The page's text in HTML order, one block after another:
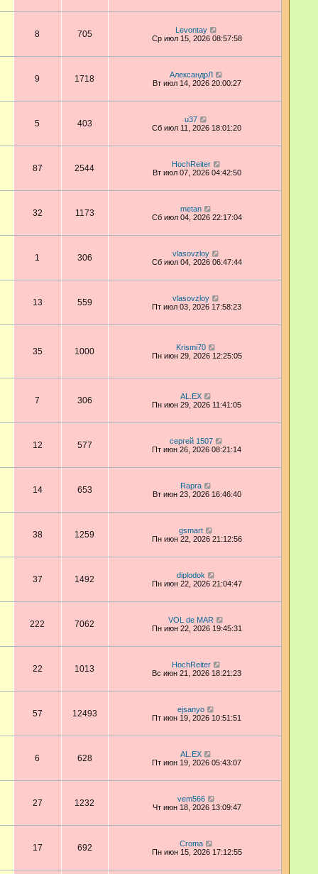
8 705
Levontay
Ср июл 15, 2026 08:57:58
9 1718
АлександрЛ
Вт июл 14, 2026 20:00:27
5 403
u37
Сб июл 11, 2026 18:01:20
87 2544
HochReiter
Вт июл 07, 2026 04:42:50
32 1173
metan
Сб июл 04, 2026 22:17:04
1 306
vlasovzloy
Сб июл 04, 2026 06:47:44
13 559
vlasovzloy
Пт июл 03, 2026 17:58:23
35 1000
Krismi70
Пн июн 29, 2026 12:25:05
7 306
AL.EX
Пн июн 29, 2026 11:41:05
12 577
сергей 1507
Пт июн 26, 2026 08:21:14
14 653
Rapra
Вт июн 23, 2026 16:46:40
38 1259
gsmart
Пн июн 22, 2026 21:12:56
37 1492
diplodok
Пн июн 22, 2026 21:04:47
222 7062
VOL de MAR
Пн июн 22, 2026 19:45:31
22 1013
HochReiter
Вс июн 21, 2026 18:21:23
57 12493
ejsanyo
Пт июн 19, 2026 10:51:51
6 628
AL.EX
Пт июн 19, 2026 05:43:07
27 1232
vem566
Чт июн 18, 2026 13:09:47
17 692
Croma
Пн июн 15, 2026 17:12:55